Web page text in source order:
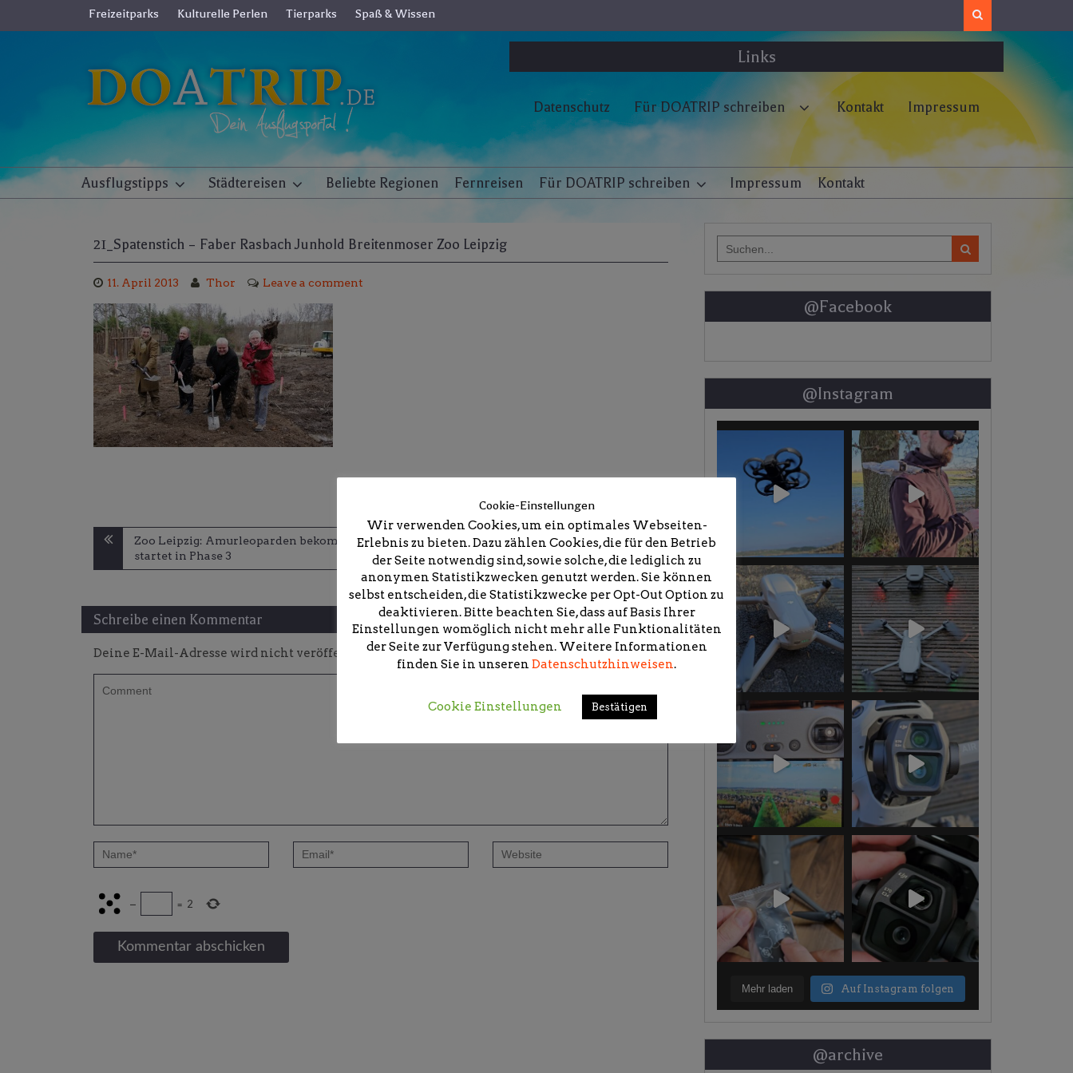
Freizeitparks Kulturelle Perlen Tierparks Spaß & Wissen
Links
Datenschutz Für DOATRIP schreiben Kontakt Impressum
Ausflugstipps Städtereisen Beliebte Regionen Fernreisen Für DOATRIP schreiben Impressum Kontakt
21_Spatenstich – Faber Rasbach Junhold Breitenmoser Zoo Leipzig
11. April 2013 Thor Leave a comment
Beitragsnavigation
Zoo Leipzig: Amurleoparden bekommen eine neue Anlage – Masterplan Zoo der Zukunft
startet in Phase 3
Schreibe einen Kommentar
Deine E-Mail-Adresse wird nicht veröffentlicht. Erforderliche Felder sind mit* markiert
− = 2
for:
@Facebook
@Instagram
Mehr laden Auf Instagram folgen
@archive
Cookie-Einstellungen
Wir verwenden Cookies, um ein optimales Webseiten-
Erlebnis zu bieten. Dazu zählen Cookies, die für den Betrieb
der Seite notwendig sind, sowie solche, die lediglich zu
anonymen Statistikzwecken genutzt werden. Sie können
selbst entscheiden, die Statistikzwecke per Opt-Out Option zu
deaktivieren. Bitte beachten Sie, dass auf Basis Ihrer
Einstellungen womöglich nicht mehr alle Funktionalitäten
der Seite zur Verfügung stehen. Weitere Informationen
finden Sie in unseren Datenschutzhinweisen.
Cookie Einstellungen Bestätigen